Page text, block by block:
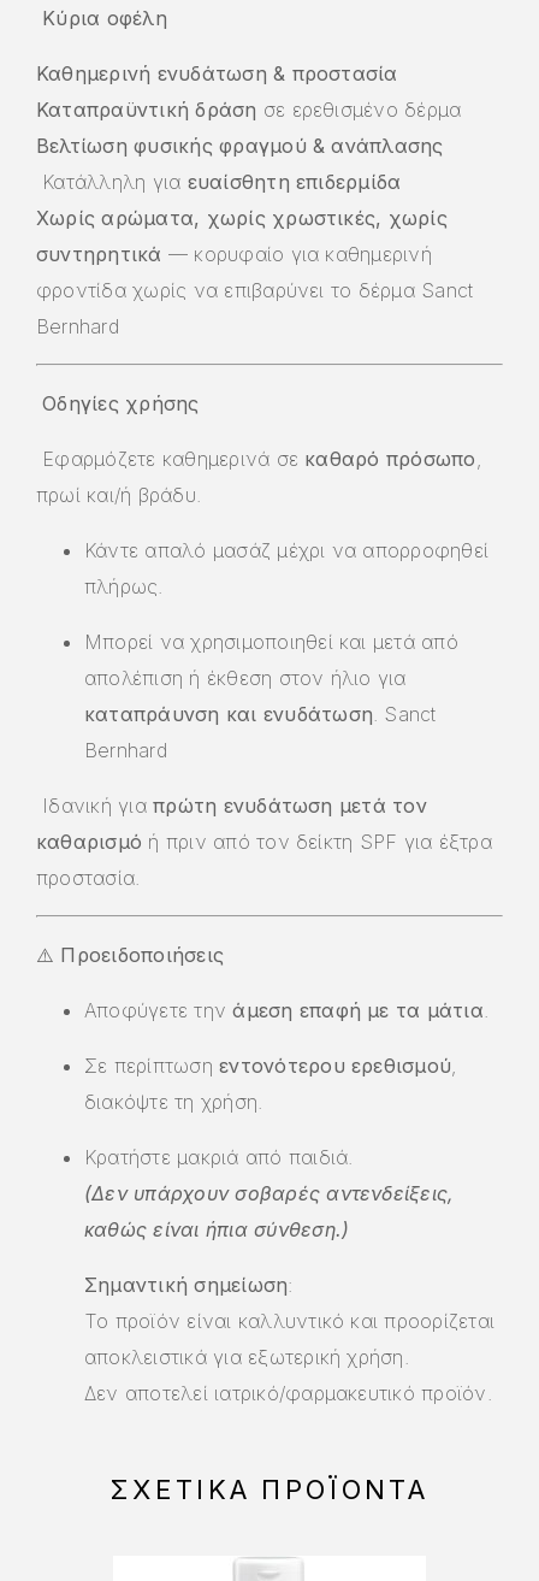
Κύρια οφέλη
Καθημερινή ενυδάτωση & προστασία
Καταπραϋντική δράση σε ερεθισμένο δέρμα
Βελτίωση φυσικής φραγμού & ανάπλασης
Κατάλληλη για ευαίσθητη επιδερμίδα
Χωρίς αρώματα, χωρίς χρωστικές, χωρίς
συντηρητικά — κορυφαίο για καθημερινή
φροντίδα χωρίς να επιβαρύνει το δέρμα Sanct
Bernhard
Οδηγίες χρήσης
Εφαρμόζετε καθημερινά σε καθαρό πρόσωπο ,
πρωί και/ή βράδυ.
Κάντε απαλό μασάζ μέχρι να απορροφηθεί
πλήρως.
Μπορεί να χρησιμοποιηθεί και μετά από
απολέπιση ή έκθεση στον ήλιο για
καταπράυνση και ενυδάτωση. Sanct
Bernhard
Ιδανική γιαπρώτη ενυδάτωση μετά τον
καθαρισμό ή πριν από τον δείκτη SPF για έξτρα
προστασία.
⚠️ Προειδοποιήσεις
Αποφύγετε τηνάμεση επαφή με τα μάτια.
Σε περίπτωσηεντονότερου ερεθισμού,
διακόψτε τη χρήση.
Κρατήστε μακριά από παιδιά.
(Δεν υπάρχουν σοβαρές αντενδείξεις,
καθώς είναι ήπια σύνθεση.)
Σημαντική σημείωση:
Το προϊόν είναι καλλυντικό καιπροορίζεται
αποκλειστικά για εξωτερική χρήση.
Δεν αποτελεί ιατρικό/φαρμακευτικό προϊόν.
ΣΧΕΤΙΚΆ ΠΡΟΪΌΝΤΑ